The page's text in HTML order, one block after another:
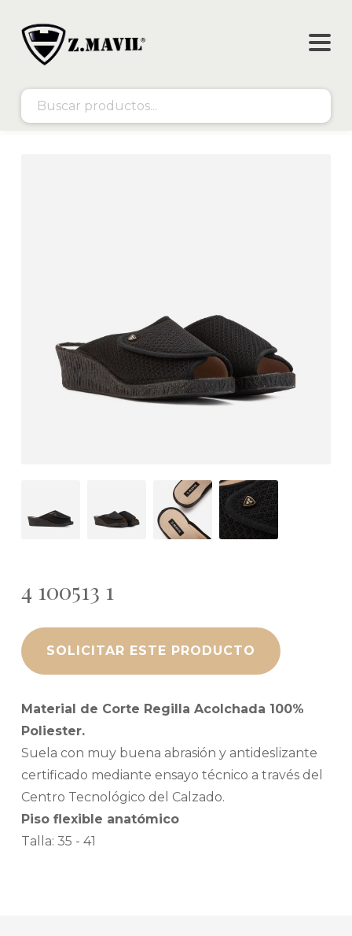
4 100513 1
SOLICITAR ESTE PRODUCTO
Material de Corte Regilla Acolchada 100%
Poliester.
Suela con muy buena abrasión y antideslizante
certificado mediante ensayo técnico a través del
Centro Tecnológico del Calzado.
Piso flexible anatómico
Talla: 35 - 41